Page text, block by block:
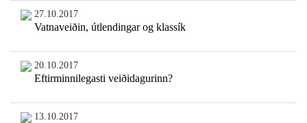
27.10.2017
Vatnaveiðin, útlendingar og klassík
20.10.2017
Eftirminnilegasti veiðidagurinn?
13.10.2017